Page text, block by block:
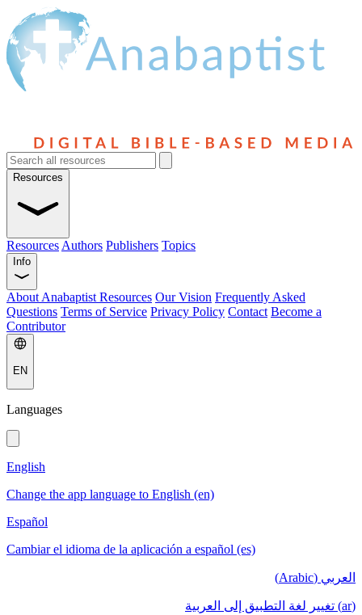
Resources
Resources Authors Publishers Topics
Info
About Anabaptist Resources Our Vision Frequently Asked
Questions Terms of Service Privacy Policy Contact Become a
Contributor
EN
Languages
English
Change the app language to English (en)
Español
Cambiar el idioma de la aplicación a español (es)
العربي (Arabic)
(ar) تغيير لغة التطبيق إلى العربية